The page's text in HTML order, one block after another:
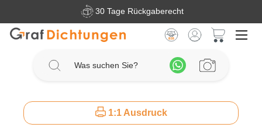
Zum Hauptinhalt springen30 Tage Rückgaberecht
1:1 Ausdruck